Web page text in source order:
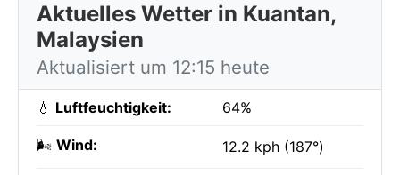
Aktuelles Wetter in Kuantan,
Malaysien
Aktualisiert um 12:15 heute
💧 Luftfeuchtigkeit: 64%
🌬️ Wind: 12.2 kph (187°)